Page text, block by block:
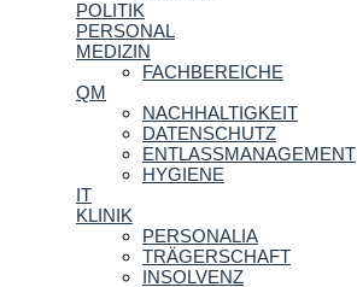
POLITIK
PERSONAL
MEDIZIN
FACHBEREICHE
QM
NACHHALTIGKEIT
DATENSCHUTZ
ENTLASSMANAGEMENT
HYGIENE
IT
KLINIK
PERSONALIA
TRÄGERSCHAFT
INSOLVENZ